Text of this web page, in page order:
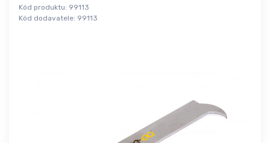
Kód produktu: 99113
Kód dodavatele: 99113